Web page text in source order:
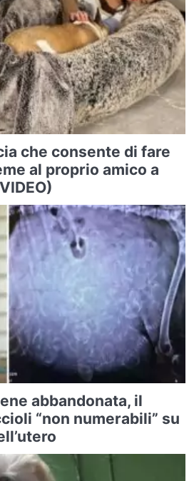
che consente di fare
al proprio amico a
abbandonata, il
“non numerabili” su